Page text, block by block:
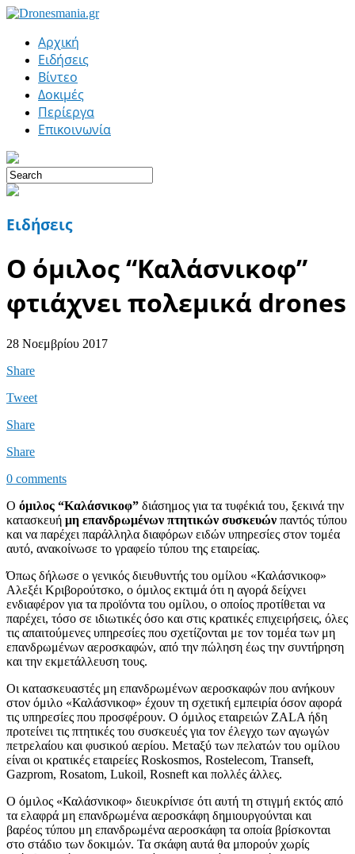
Αρχική
Ειδήσεις
Βίντεο
Δοκιμές
Περίεργα
Επικοινωνία
Ειδήσεις
O όμιλος “Καλάσνικοφ”
φτιάχνει πολεμικά drones
28 Νοεμβρίου 2017
Share
Tweet
Share
Share
0 comments
Ο όμιλος “Καλάσνικοφ” διάσημος για τα τυφέκιά του, ξεκινά την
κατασκευή μη επανδρωμένων πτητικών συσκευών παντός τύπου
και να παρέχει παράλληλα διαφόρων ειδών υπηρεσίες στον τομέα
αυτό, ανακοίνωσε το γραφείο τύπου της εταιρείας.
Όπως δήλωσε ο γενικός διευθυντής του ομίλου «Καλάσνικοφ»
Αλεξέι Κριβορούτσκο, ο όμιλος εκτιμά ότι η αγορά δείχνει
ενδιαφέρον για τα προϊόντα του ομίλου, ο οποίος προτίθεται να
παρέχει, τόσο σε ιδιωτικές όσο και στις κρατικές επιχειρήσεις, όλες
τις απαιτούμενες υπηρεσίες που σχετίζονται με τον τομέα των μη
επανδρωμένων αεροσκαφών, από την πώληση έως την συντήρηση
και την εκμετάλλευση τους.
Οι κατασκευαστές μη επανδρωμένων αεροσκαφών που ανήκουν
στον όμιλο «Καλάσνικοφ» έχουν τη σχετική εμπειρία όσον αφορά
τις υπηρεσίες που προσφέρουν. Ο όμιλος εταιρειών ZALA ήδη
προτείνει τις πτητικές του συσκευές για τον έλεγχο των αγωγών
πετρελαίου και φυσικού αερίου. Μεταξύ των πελατών του ομίλου
είναι οι κρατικές εταιρείες Roskosmos, Rostelecom, Transeft,
Gazprom, Rosatom, Lukoil, Rosneft και πολλές άλλες.
Ο όμιλος «Καλάσνικοφ» διευκρίνισε ότι αυτή τη στιγμή εκτός από
τα ελαφρά μη επανδρωμένα αεροσκάφη δημιουργούνται και
βαρέος τύπου μη επανδρωμένα αεροσκάφη τα οποία βρίσκονται
στο στάδιο των δοκιμών. Τα σκάφη αυτά θα μπορούν χωρίς